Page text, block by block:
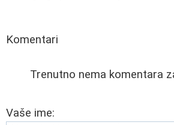
Komentari
Trenutno nema komentara
Vaše ime: